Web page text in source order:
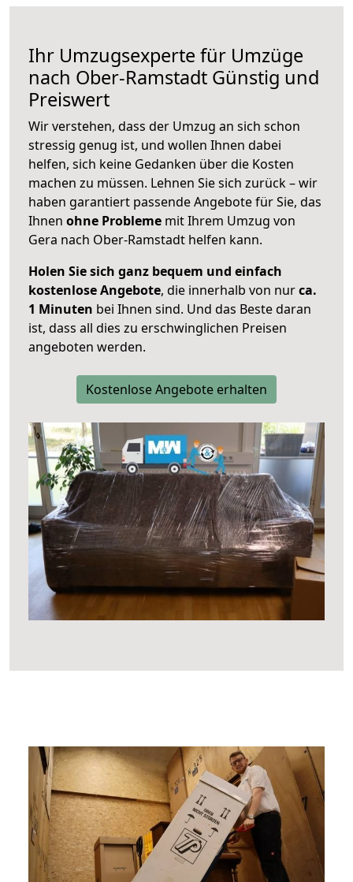
Ihr Umzugsexperte für Umzüge
nach Ober-Ramstadt Günstig und
Preiswert
Wir verstehen, dass der Umzug an sich schon
stressig genug ist, und wollen Ihnen dabei
helfen, sich keine Gedanken über die Kosten
machen zu müssen. Lehnen Sie sich zurück – wir
haben garantiert passende Angebote für Sie, das
Ihnen ohne Probleme mit Ihrem Umzug von
Gera nach Ober-Ramstadt helfen kann.
Holen Sie sich ganz bequem und einfach
kostenlose Angebote, die innerhalb von nurca.
1 Minuten bei Ihnen sind. Und das Beste daran
ist, dass all dies zu erschwinglichen Preisen
angeboten werden.
Kostenlose Angebote erhalten